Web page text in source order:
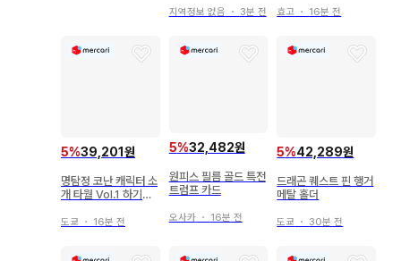
지역정보 없음 ・ 3분 전 효고 ・ 16분 전
5%39,201원
명탐정 코난 캐릭터 소
개 타월 Vol.1 하기와
도쿄 ・ 16분 전
5%32,482원
원피스 필름 골드 특전
트럼프 카드
오사카・ 16분 전
5%42,289원
드래곤 퀘스트 핀 행거
메탈 홀더
도쿄 ・ 30분 전